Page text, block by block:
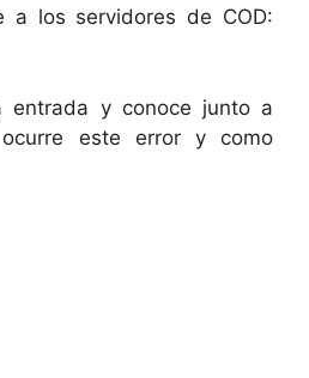
a los servidores de COD:
entrada y conoce junto a
este error y como